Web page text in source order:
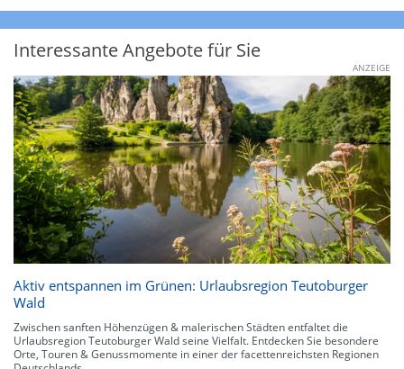
Interessante Angebote für Sie
ANZEIGE
Aktiv entspannen im Grünen: Urlaubsregion Teutoburger
Wald
Zwischen sanften Höhenzügen & malerischen Städten entfaltet die
Urlaubsregion Teutoburger Wald seine Vielfalt. Entdecken Sie besondere
Orte, Touren & Genussmomente in einer der facettenreichsten Regionen